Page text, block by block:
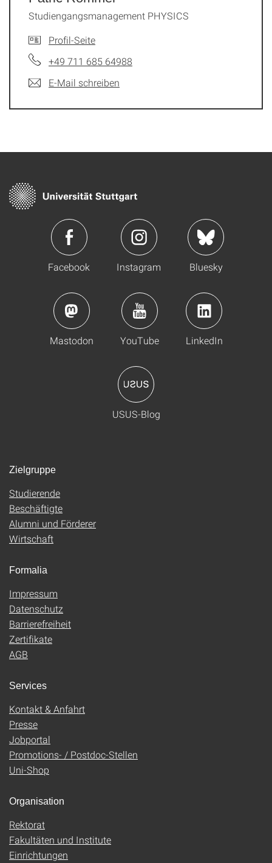
Studiengangsmanagement PHYSICS
Profil-Seite
+49 711 685 64988
E-Mail schreiben
Facebook Instagram Bluesky
Mastodon YouTube LinkedIn
USUS-Blog
Zielgruppe
Studierende
Beschäftigte
Alumni und Förderer
Wirtschaft
Formalia
Impressum
Datenschutz
Barrierefreiheit
Zertifikate
AGB
Services
Kontakt & Anfahrt
Presse
Jobportal
Promotions- / Postdoc-Stellen
Uni-Shop
Organisation
Rektorat
Fakultäten und Institute
Einrichtungen